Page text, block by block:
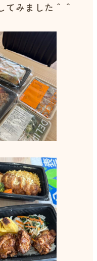
てみました＾＾